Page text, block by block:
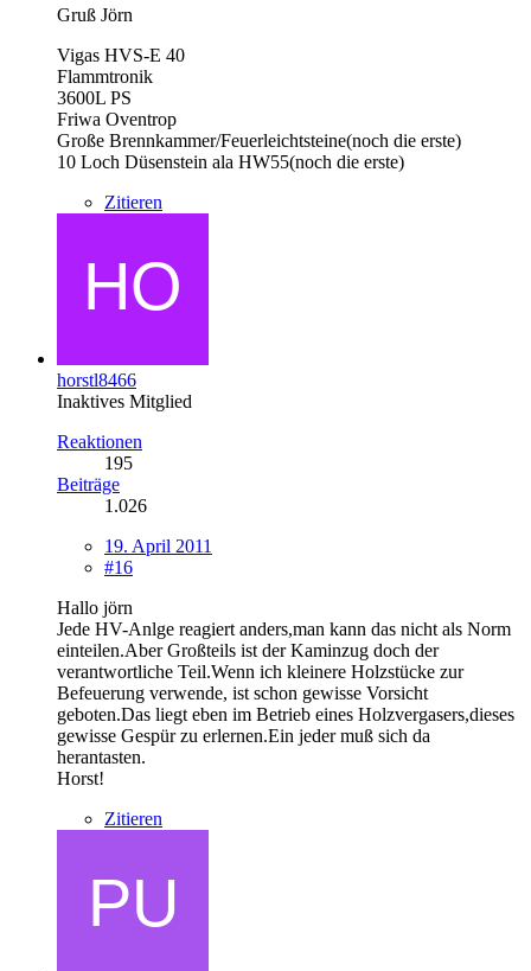
Gruß Jörn
Vigas HVS-E 40
Flammtronik
3600L PS
Friwa Oventrop
Große Brennkammer/Feuerleichtsteine(noch die erste)
10 Loch Düsenstein ala HW55(noch die erste)
Zitieren
horstl8466
Inaktives Mitglied
Reaktionen
195
Beiträge
1.026
19. April 2011
#16
Hallo jörn
Jede HV-Anlge reagiert anders,man kann das nicht als Norm
einteilen.Aber Großteils ist der Kaminzug doch der
verantwortliche Teil.Wenn ich kleinere Holzstücke zur
Befeuerung verwende, ist schon gewisse Vorsicht
geboten.Das liegt eben im Betrieb eines Holzvergasers,dieses
gewisse Gespür zu erlernen.Ein jeder muß sich da
herantasten.
Horst!
Zitieren